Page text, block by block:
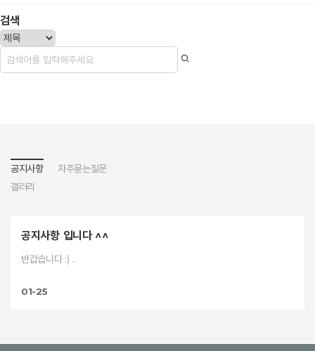
검색
공지사항
자주묻는질문
갤러리
공지사항 입니다 ^^
반갑습니다 :) ..
01-25